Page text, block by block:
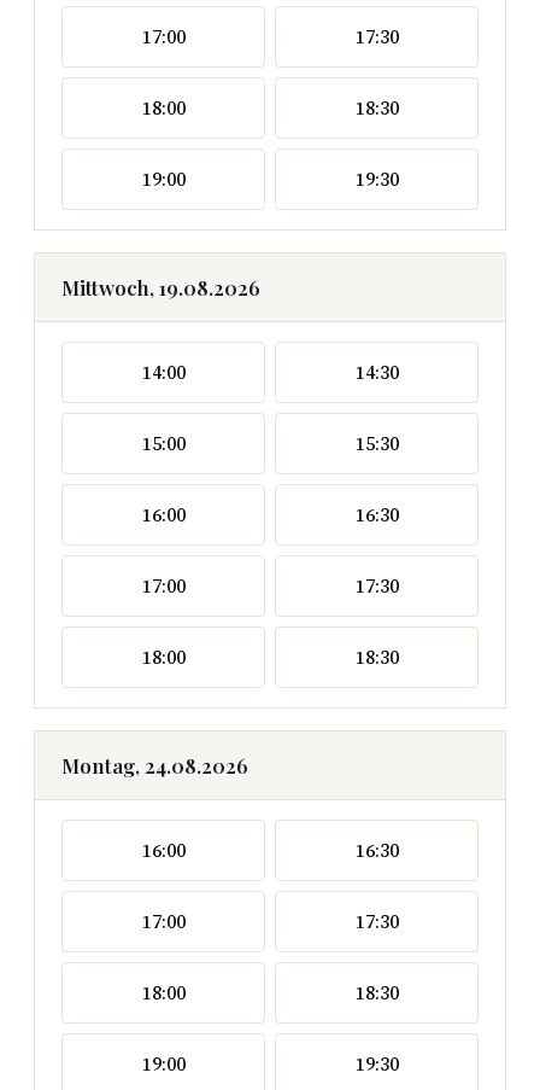
17:00 17:30
18:00 18:30
19:00 19:30
Mittwoch, 19.08.2026
14:00 14:30
15:00 15:30
16:00 16:30
17:00 17:30
18:00 18:30
Montag, 24.08.2026
16:00 16:30
17:00 17:30
18:00 18:30
19:00 19:30